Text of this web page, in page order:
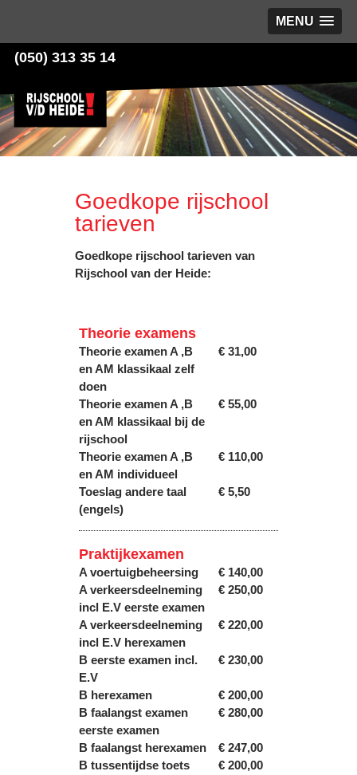
MENU
(050) 313 35 14
Goedkope rijschool
tarieven
Goedkope rijschool tarieven van
Rijschool van der Heide:
Theorie examens
Theorie examen A ,B
en AM klassikaal zelf
doen
€ 31,00
Theorie examen A ,B
en AM klassikaal bij de
rijschool
€ 55,00
Theorie examen A ,B
en AM individueel
€ 110,00
Toeslag andere taal
(engels)
€ 5,50
Praktijkexamen
A voertuigbeheersing
€ 140,00
A verkeersdeelneming
incl E.V eerste examen
€ 250,00
A verkeersdeelneming
incl E.V herexamen
€ 220,00
B eerste examen incl.
E.V
€ 230,00
B herexamen
€ 200,00
B faalangst examen
eerste examen
€ 280,00
B faalangst herexamen
€ 247,00
B tussentijdse toets
€ 200,00